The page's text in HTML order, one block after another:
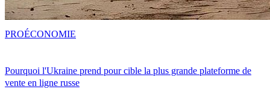
Pourquoi l'Ukraine prend pour cible la plus grande plateforme de
vente en ligne russe
PROÉCONOMIE